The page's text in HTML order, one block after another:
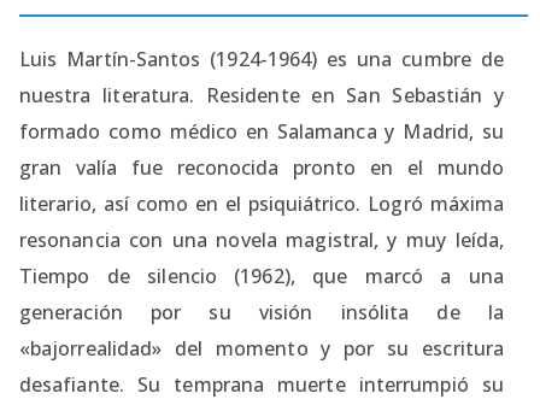
Luis Martín-Santos (1924-1964) es una cumbre de
nuestra literatura. Residente en San Sebastián y
formado como médico en Salamanca y Madrid, su
gran valía fue reconocida pronto en el mundo
literario, así como en el psiquiátrico. Logró máxima
resonancia con una novela magistral, y muy leída,
Tiempo de silencio (1962), que marcó a una
generación por su visión insólita de la
«bajorrealidad» del momento y por su escritura
desafiante. Su temprana muerte interrumpió su